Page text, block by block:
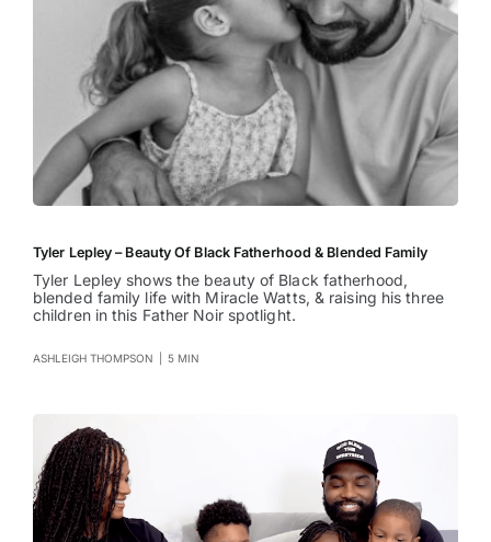
Tyler Lepley – Beauty Of Black Fatherhood & Blended Family
Tyler Lepley shows the beauty of Black fatherhood,
blended family life with Miracle Watts, & raising his three
children in this Father Noir spotlight.
ASHLEIGH THOMPSON 5 MIN